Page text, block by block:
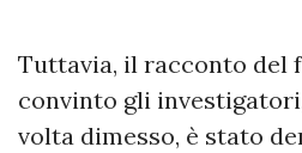
Tuttavia, il racconto del
convinto gli
volta dimesso, è stato